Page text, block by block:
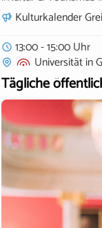
Kulturkalender
13:00 - 15:00 Uhr
Universitätin
Tägliche